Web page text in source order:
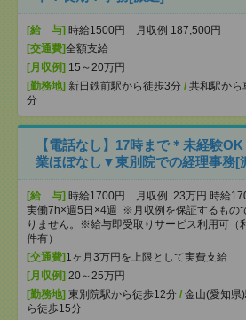
[給 与] 時給1500円 月収例 187,500円
[交通費]全額支給
[月収例] 15～20万円
[勤務地] 新日鉄前駅から徒歩3分 / 共和駅から
分
【電話なし】17時まで＊未経験
業ほぼなし▼東別院での経理事務[
[給 与] 時給1700円 月収例 23万円 時給
実働7h×週5日×4週 ※月収例を保証するもの
りません。※給与即受取りサービス利用可（
件有）
[交通費] 1ヶ月3万円を上限として実費支給
[月収例] 20～25万円
[勤務地] 東別院駅から徒歩12分 / 金山(愛知県
ら徒歩15分